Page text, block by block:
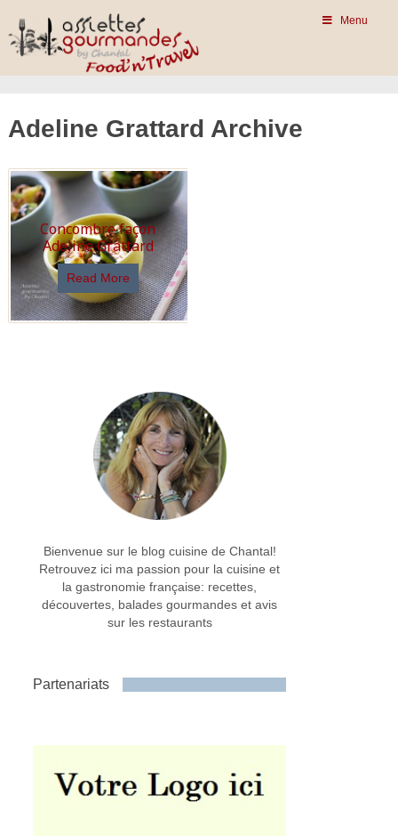
Menu
Adeline Grattard Archive
Concombre façon
Adeline Grattard
Read More
Bienvenue sur le blog cuisine de Chantal!
Retrouvez ici ma passion pour la cuisine et
la gastronomie française: recettes,
découvertes, balades gourmandes et avis
sur les restaurants
Partenariats